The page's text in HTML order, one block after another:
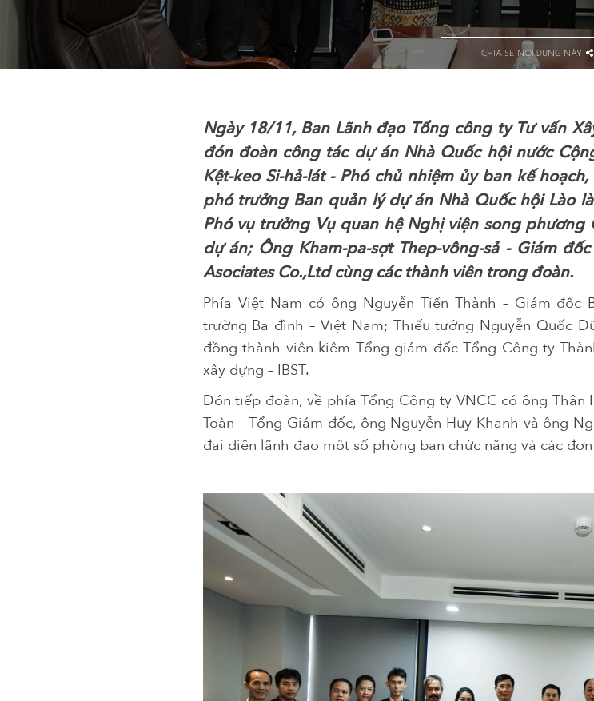
CHIA SẺ NỘI DUNG NÀY
Ngày 18/11, Ban Lãnh đạo Tổng công ty Tư vấn
đón đoàn công tác dự án Nhà Quốc hội nước
Kệt-keo Si-hả-lát - Phó chủ nhiệm ủy ban kế
phó trưởng Ban quản lý dự án Nhà Quốc hội Lào
Phó vụ trưởng Vụ quan hệ Nghị viện song phương
dự án; Ông Kham-pa-sợt Thep-vông-sả - Giám
Asociates Co.,Ltd cùng các thành viên trong đoàn.
Phía Việt Nam có ông Nguyễn Tiến Thành – Giám
trường Ba đình – Việt Nam; Thiếu tướng Nguyễn Quốc
đồng thành viên kiêm Tổng giám đốc Tổng Công ty
xây dựng – IBST.
Đón tiếp đoàn, về phía Tổng Công ty VNCC có ông Thân
Toàn – Tổng Giám đốc, ông Nguyễn Huy Khanh và ông
đại diện lãnh đạo một số phòng ban chức năng và các